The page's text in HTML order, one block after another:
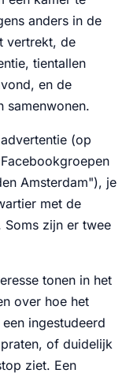
anders in de
vertrekt, de
tientallen
en de
samenwonen.
(op
Amsterdam"), je
met de
zijn er twee
tonen in het
over hoe het
ingestudeerd
of duidelijk
ziet. Een